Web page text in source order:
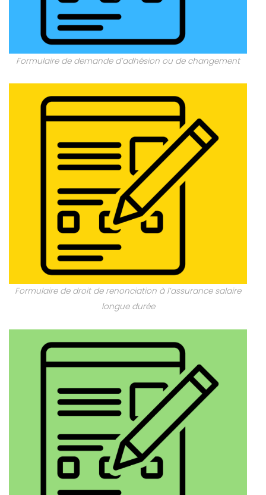
Formulaire de demande d’adhésion ou de changement
Formulaire de droit de renonciation à l’assurance salaire
longue durée